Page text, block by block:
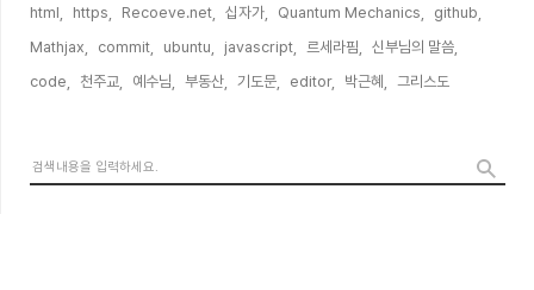
html,
https, Recoeve.net, 십자가, Quantum Mechanics,
github,
Mathjax,
commit, ubuntu, javascript, 르세라핌,
신부님의 말씀,
code,
천주교, 예수님, 부동산, 기도문, editor, 박근혜, 그리스도,